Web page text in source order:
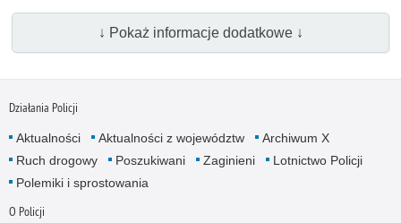
↓ Pokaż informacje dodatkowe ↓
Działania Policji
Aktualności Aktualności z województw
Archiwum X
Ruch drogowy
Poszukiwani Zaginieni
Lotnictwo Policji
Polemiki i sprostowania
O Policji